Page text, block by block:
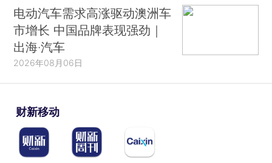
电动汽车需求高涨驱动澳洲车
市增长 中国品牌表现强劲｜
出海·汽车
2026年08月06日
财新移动